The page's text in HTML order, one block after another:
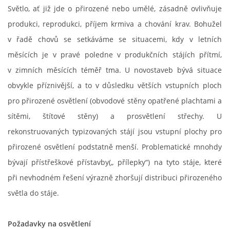
ZÁKLADY CHOVATELSTVÍ
CHOV SKOTU
CHOV KOZ
CHOV OVCÍ
CHOV PRASAT
CHOV NUTRIÍ
EKOLOGICKÉ ZEMĚDĚLSTVÍ
PŘEDNÁŠKY
Světlo, ať již jde o přirozené nebo umělé, zásadně ovlivňuje
produkci, reprodukci, příjem krmiva a chování krav. Bohužel
v řadě chovů se setkáváme se situacemi, kdy v letních
měsících je v pravé poledne v produkčních stájích přítmí,
v zimních měsících téměř tma. U novostaveb bývá situace
obvykle příznivější, a to v důsledku větších vstupních ploch
pro přirozené osvětlení (obvodové stěny opatřené plachtami a
sítěmi, štítové stěny) a prosvětlení střechy. U
rekonstruovaných typizovaných stájí jsou vstupní plochy pro
přirozené osvětlení podstatně menší. Problematické mnohdy
bývají přístřeškové přístavby(„ přílepky“) na tyto stáje, které
při nevhodném řešení výrazně zhoršují distribuci přirozeného
světla do stáje.
Požadavky na osvětlení